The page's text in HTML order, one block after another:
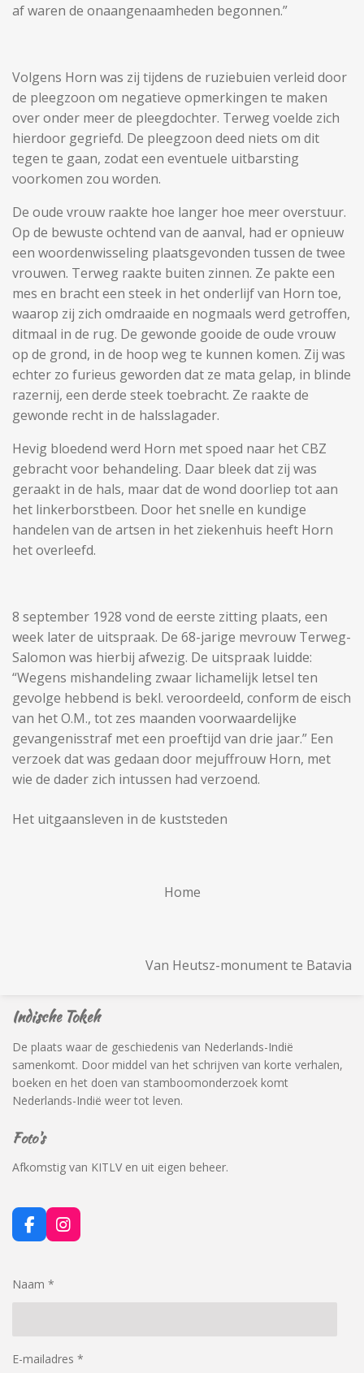
af waren de onaangenaamheden begonnen.”
Volgens Horn was zij tijdens de ruziebuien verleid door
de pleegzoon om negatieve opmerkingen te maken
over onder meer de pleegdochter. Terweg voelde zich
hierdoor gegriefd. De pleegzoon deed niets om dit
tegen te gaan, zodat een eventuele uitbarsting
voorkomen zou worden.
De oude vrouw raakte hoe langer hoe meer overstuur.
Op de bewuste ochtend van de aanval, had er opnieuw
een woordenwisseling plaatsgevonden tussen de twee
vrouwen. Terweg raakte buiten zinnen. Ze pakte een
mes en bracht een steek in het onderlijf van Horn toe,
waarop zij zich omdraaide en nogmaals werd getroffen,
ditmaal in de rug. De gewonde gooide de oude vrouw
op de grond, in de hoop weg te kunnen komen. Zij was
echter zo furieus geworden dat ze mata gelap, in blinde
razernij, een derde steek toebracht. Ze raakte de
gewonde recht in de halsslagader.
Hevig bloedend werd Horn met spoed naar het CBZ
gebracht voor behandeling. Daar bleek dat zij was
geraakt in de hals, maar dat de wond doorliep tot aan
het linkerborstbeen. Door het snelle en kundige
handelen van de artsen in het ziekenhuis heeft Horn
het overleefd.
8 september 1928 vond de eerste zitting plaats, een
week later de uitspraak. De 68-jarige mevrouw Terweg-
Salomon was hierbij afwezig. De uitspraak luidde:
“Wegens mishandeling zwaar lichamelijk letsel ten
gevolge hebbend is bekl. veroordeeld, conform de eisch
van het O.M., tot zes maanden voorwaardelijke
gevangenisstraf met een proeftijd van drie jaar.” Een
verzoek dat was gedaan door mejuffrouw Horn, met
wie de dader zich intussen had verzoend.
Het uitgaansleven in de kuststeden
Home
Van Heutsz-monument te Batavia
Indische Tokeh
De plaats waar de geschiedenis van Nederlands-Indië
samenkomt. Door middel van het schrijven van korte verhalen,
boeken en het doen van stamboomonderzoek komt
Nederlands-Indië weer tot leven.
Foto's
Afkomstig van KITLV en uit eigen beheer.
F
a
b
I
n
m
Naam *
E-mailadres *